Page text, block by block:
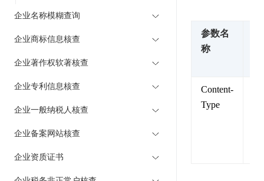
企业名称模糊查询
企业商标信息核查
企业著作权软著核查
企业专利信息核查
企业一般纳税人核查
企业备案网站核查
企业资质证书
参数名
称
Content-
Type